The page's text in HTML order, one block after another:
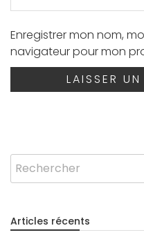
Enregistrer mon nom,
navigateur pour mon
Rechercher
Articles récents